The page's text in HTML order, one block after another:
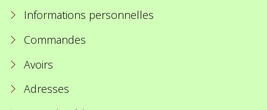
Informations personnelles
Commandes
Avoirs
Adresses